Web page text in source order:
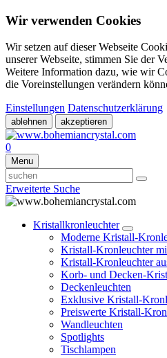
Wir verwenden Cookies
Wir setzen auf dieser Webseite
unserer Webseite, stimmen Sie der
Weitere Information dazu, wie wir
die Voreinstellungen verändern
Einstellungen Datenschutzerklärung
ablehnen akzeptieren
0
Menu
Erweiterte Suche
Kristallkronleuchter
Moderne Kristall-
Kristall-Kronleuchter
Kristall-Kronleuchter
Korb- und Decken-
Deckenleuchten
Exklusive Kristall-
Preiswerte Kristall-
Wandleuchten
Spotlights
Tischlampen